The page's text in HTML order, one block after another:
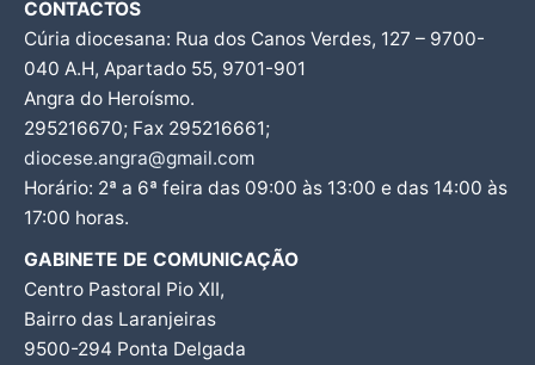
CONTACTOS
Cúria diocesana: Rua dos Canos Verdes, 127 – 9700-
040 A.H, Apartado 55, 9701-901
Angra do Heroísmo.
295216670; Fax 295216661;
diocese.angra@gmail.com
Horário: 2ª a 6ª feira das 09:00 às 13:00 e das 14:00 às
17:00 horas.
GABINETE DE COMUNICAÇÃO
Centro Pastoral Pio XII,
Bairro das Laranjeiras
9500-294 Ponta Delgada